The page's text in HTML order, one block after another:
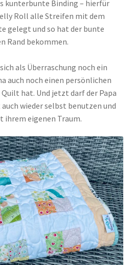
kunterbunte Binding – hierfür
Roll alle Streifen mit dem
gelegt und so hat der bunte
Rand bekommen.
als Überraschung noch ein
auch noch einen persönlichen
hat. Und jetzt darf der Papa
wieder selbst benutzen und
ihrem eigenen Traum.